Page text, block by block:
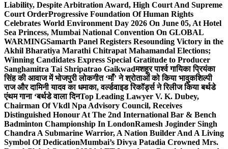
Liability, Despite Arbitration Award, High Court And Supreme
Court OrderProgressive Foundation Of Human Rights
Celebrates World Environment Day 2026 On June 05, At Hotel
Sea Princess, Mumbai National Convention On GLOBAL
WARMINGSamarth Panel Registers Resounding Victory in the
Akhil Bharatiya Marathi Chitrapat Mahamandal Elections;
Winning Candidates Express Special Gratitude to Producer
Sanghamitra Tai Shripatrao Gaikwadमशहूर पार्श्व गायिका प्रियंका
सिंह की आवाज में भोजपुरी लोकगीत ‘माँ’ ने श्रोताओं को किया भावुकशिल्पी
राज और दामिनी यादव का धमाका, वर्ल्डवाइड रिकॉर्ड्स ने रिलीज किया बर्थडे
एंथम गाना ‘बर्थडे वाला दिनTop Leading Lawyer V. K. Dubey,
Chairman Of Vkdl Npa Advisory Council, Receives
Distinguished Honour At The 2nd International Bar & Bench
Badminton Championship In LondonRamesh Joginder Singh
Chandra A Submarine Warrior, A Nation Builder And A Living
Symbol Of DedicationMumbai’s Divya Patadia Crowned Mrs.